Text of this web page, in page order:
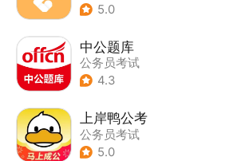
5.0
中公题库
公务员考试
4.3
上岸鸭公考
公务员考试
5.0